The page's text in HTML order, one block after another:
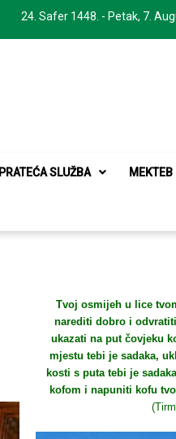
24. Safer 1448. - Petak, 7.
PRATEĆA SLUŽBA MEKTEB
Tvoj osmijeh u lice
narediti dobro i
ukazati na put čovjeku
mjestu tebi je sadaka,
kosti s puta tebi je
kofom i napuniti kofu